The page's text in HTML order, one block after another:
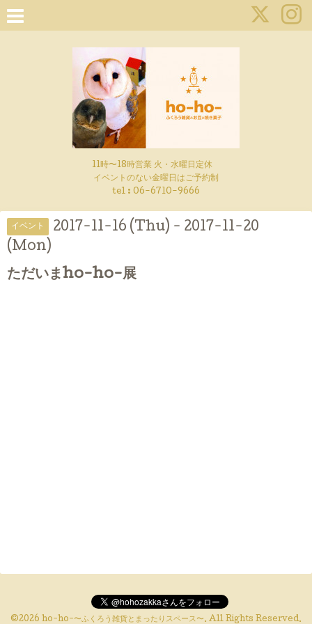
11時〜18時営業 火・水曜日定休
イベントのない金曜日はご予約制
tel : 06-6710-9666
イベント
2017-11-16 (Thu) - 2017-11-20
(Mon)
ただいまho-ho-展
©2026 ho-ho-〜ふくろう雑貨とまったりスペース〜. All Rights Reserved.